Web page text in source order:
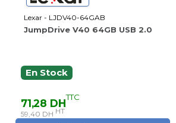
Lexar - LJDV40-64GAB
JumpDrive V40 64GB USB 2.0
En Stock
71,28 DHTTC
59,40 DH HT